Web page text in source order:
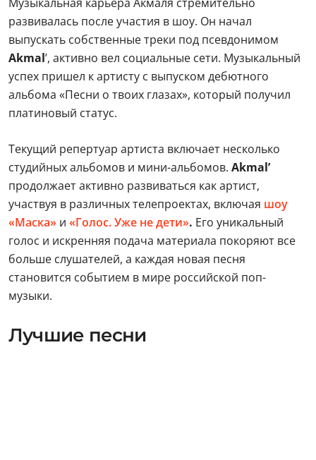
развивалась после участия в шоу. Он начал
выпускать собственные треки под псевдонимом
Akmal’, активно вел социальные сети. Музыкальный
успех пришел к артисту с выпуском дебютного
альбома «Песни о твоих глазах», который получил
платиновый статус.
Текущий репертуар артиста включает несколько
студийных альбомов и мини-альбомов. Akmal’
продолжает активно развиваться как артист,
участвуя в различных телепроектах, включая шоу
«Маска» и «Голос. Уже не дети». Его уникальный
голос и искренняя подача материала покоряют все
больше слушателей, а каждая новая песня
становится событием в мире российской поп-
музыки.
Лучшие песни